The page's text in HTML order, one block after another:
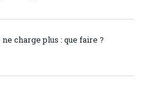
charge plus : que faire ?